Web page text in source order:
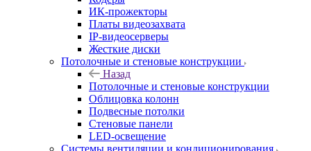
ИК-прожекторы
Платы видеозахвата
IP-видеосерверы
Жесткие диски
Потолочные и стеновые конструкции
Назад
Потолочные и стеновые конструкции
Облицовка колонн
Подвесные потолки
Стеновые панели
LED-освещение
Системы вентиляции и кондиционирования